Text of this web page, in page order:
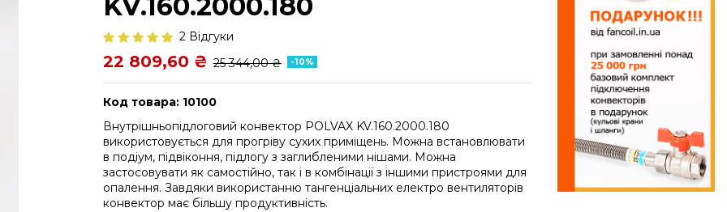
2 Відгуки
22 809,60 ₴ 25 344,00 ₴ -10%
Код товара: 10100
Внутрішньопідлоговий конвектор POLVAX KV.160.2000.180
використовується для прогріву сухих приміщень. Можна встановлювати
в подіум, підвіконня, підлогу з заглибленими нішами. Можна
застосовувати як самостійно, так і в комбінації з іншими пристроями для
опалення. Завдяки використанню тангенціальних електро вентиляторів
конвектор має більшу продуктивність.